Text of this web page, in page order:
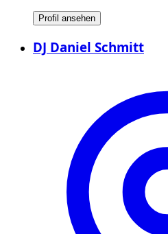
Profil ansehen
DJ Daniel Schmitt